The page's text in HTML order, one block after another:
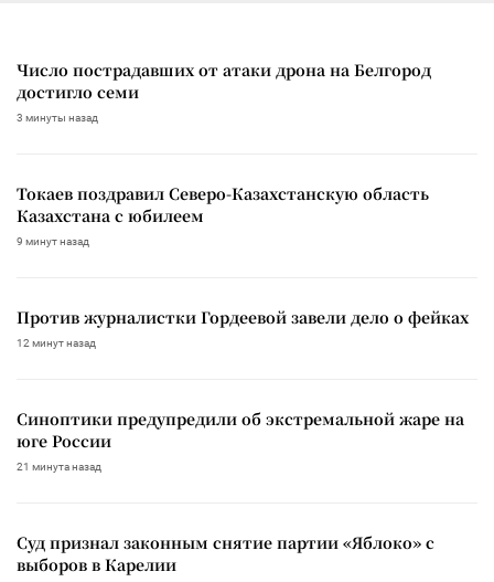
Число пострадавших от атаки дрона на Белгород
достигло семи
3 минуты назад
Токаев поздравил Северо-Казахстанскую область
Казахстана с юбилеем
9 минут назад
Против журналистки Гордеевой завели дело о фейках
12 минут назад
Синоптики предупредили об экстремальной жаре на
юге России
21 минута назад
Суд признал законным снятие партии «Яблоко» с
выборов в Карелии